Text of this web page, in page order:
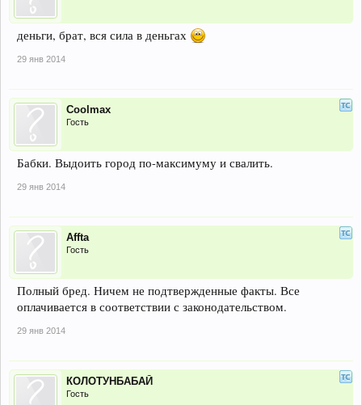
деньги, брат, вся сила в деньгах
29 янв 2014
Coolmax
Гость
Бабки. Выдоить город по-максимуму и свалить.
29 янв 2014
Affta
Гость
Полный бред. Ничем не подтвержденные факты. Все
оплачивается в соответствии с законодательством.
29 янв 2014
КОЛОТУНБАБАЙ
Гость